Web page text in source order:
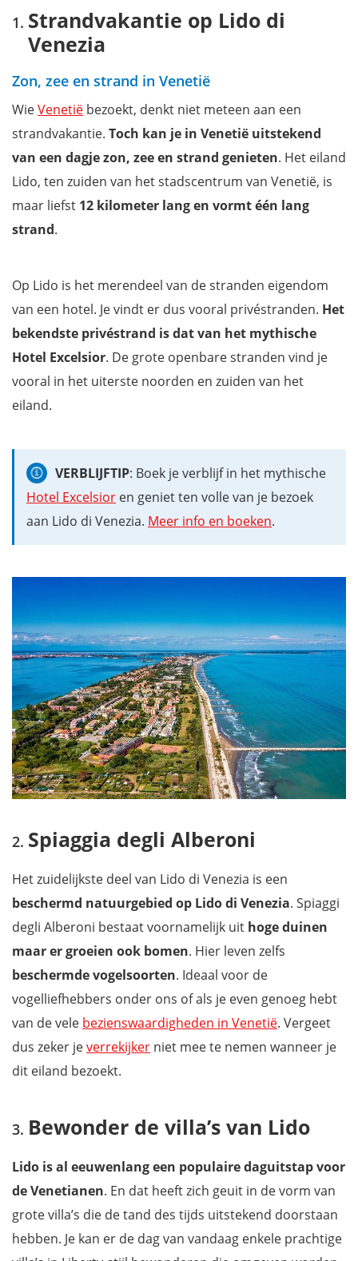
Spiaggia degli Alberoni
Bewonder de villa’s van Lido
Bezoek het Joodse kerkhof
Malamocco
Maak een fietstocht op Lido di Venezia
Het filmfestival van Venetië
Hoe bereik je het eiland Lido?
Waar overnachten op Lido di Venezia?
Strandvakantie op Lido di
Venezia
Zon, zee en strand in Venetië
WieVenetië bezoekt, denkt niet meteen aan een
strandvakantie. Toch kan je in Venetië uitstekend
van een dagje zon, zee en strand genieten. Het eiland
Lido, ten zuiden van het stadscentrum van Venetië, is
maar liefst 12 kilometer lang en vormt één lang
strand.
Op Lido is het merendeel van de stranden eigendom
van een hotel. Je vindt er dus vooral privéstranden. Het
bekendste privéstrand is dat van het mythische
Hotel Excelsior. De grote openbare stranden vind je
vooral in het uiterste noorden en zuiden van het
eiland.
VERBLIJFTIP: Boek je verblijf in het mythische
Hotel Excelsior en geniet ten volle van je bezoek
aan Lido di Venezia. Meer info en boeken.
Spiaggia degli Alberoni
Het zuidelijkste deel van Lido di Venezia is een
beschermd natuurgebied op Lido di Venezia. Spiaggi
degli Alberoni bestaat voornamelijk uit hoge duinen
maar er groeien ook bomen. Hier leven zelfs
beschermde vogelsoorten. Ideaal voor de
vogelliefhebbers onder ons of als je even genoeg hebt
van de vele bezienswaardigheden in Venetië. Vergeet
dus zeker jeverrekijker niet mee te nemen wanneer je
dit eiland bezoekt.
Bewonder de villa’s van Lido
Lido is al eeuwenlang een populaire daguitstap voor
de Venetianen. En dat heeft zich geuit in de vorm van
grote villa’s die de tand des tijds uitstekend doorstaan
hebben. Je kan er de dag van vandaag enkele prachtige